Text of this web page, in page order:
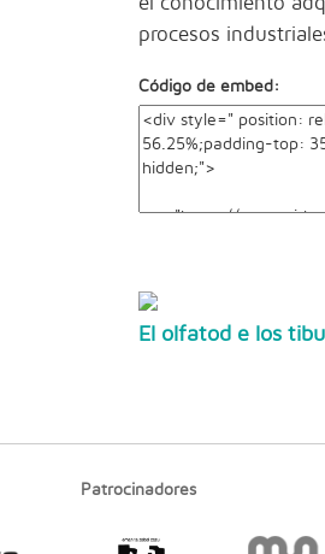
procesos
Código de embed:
El olfatod e los
Patrocinadores